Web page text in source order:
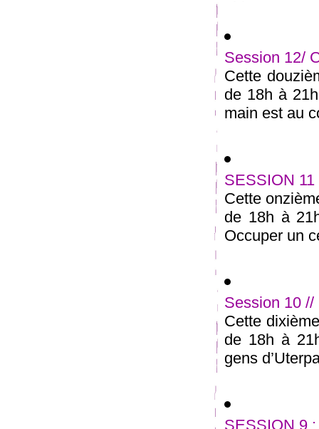
Session 12/
Cette
de 18h à
main est au
SESSION
Cette
de 18h à
Occuper un
Session 10 //
Cette
de 18h à
gens
SESSION 9